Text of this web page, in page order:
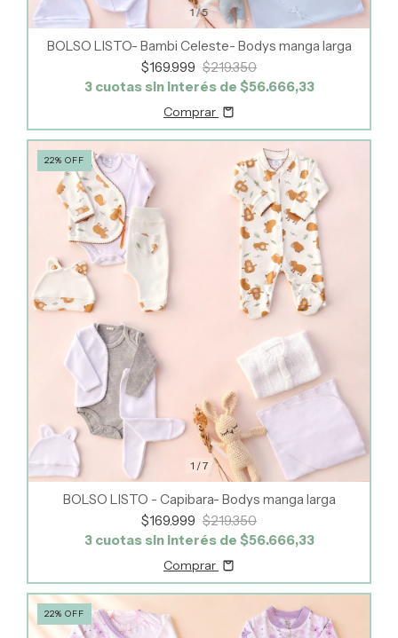
1/5
BOLSO LISTO- Bambi Celeste- Bodys manga larga
$169.999 $219.350
3 cuotas sin interés de $56.666,33
Comprar
1 /7
22% OFF
BOLSO LISTO - Capibara- Bodys manga larga
$169.999 $219.350
3 cuotas sin interés de $56.666,33
Comprar
22% OFF